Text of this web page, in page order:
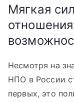
Мягкая
Несмотря на
НПО в России
первых, это